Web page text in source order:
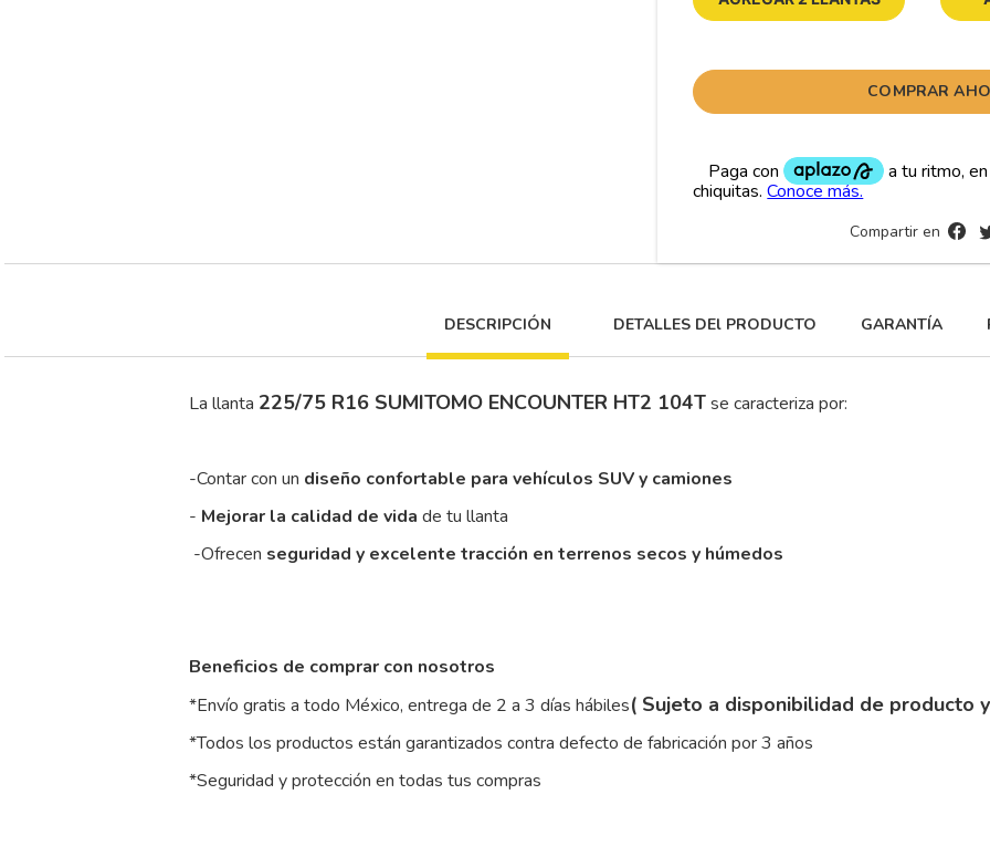
COMPRAR
Compartir en
DESCRIPCIÓN DETALLES DEl PRODUCTO GARANTÍA
La llanta 225/75 R16 SUMITOMO ENCOUNTER HT2 104Tse caracteriza por:
-Contar con un diseño confortable para vehículos SUV y camiones
- Mejorar la calidad de vida de tu llanta
-Ofrecen seguridad y excelente tracción en terrenos secos y húmedos
Beneficios de comprar con nosotros
*Envío gratis a todo México, entrega de 2 a 3 días hábiles( Sujeto a disponibilidad de producto
*Todos los productos están garantizados contra defecto de fabricación por 3 años
*Seguridad y protección en todas tus compras